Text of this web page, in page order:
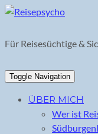
Skip
content
Für Reisesüchtige &
Toggle Navigation
ÜBER MICH
Wer ist